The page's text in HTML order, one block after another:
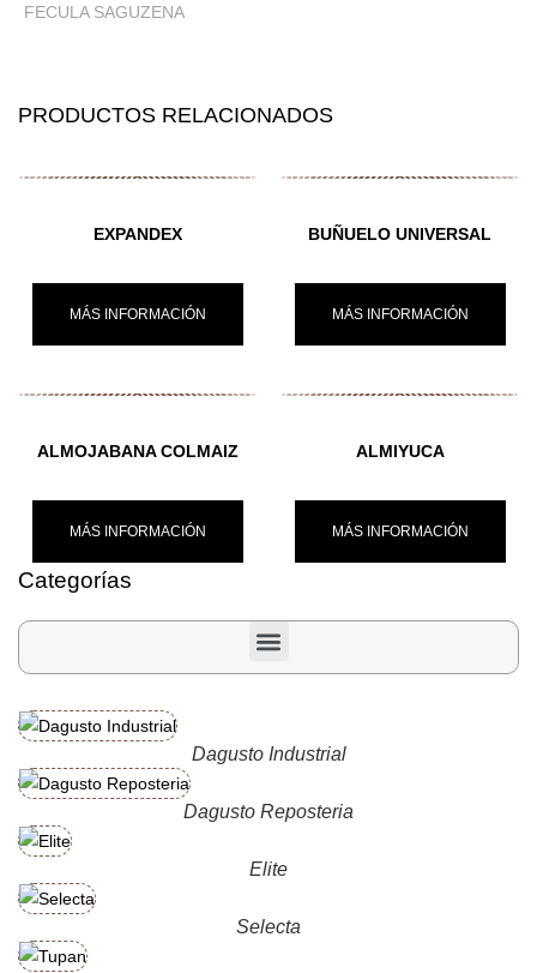
FECULA SAGUZENA
PRODUCTOS RELACIONADOS
EXPANDEX
MÁS INFORMACIÓN
BUÑUELO UNIVERSAL
MÁS INFORMACIÓN
ALMOJABANA COLMAIZ
MÁS INFORMACIÓN
ALMIYUCA
MÁS INFORMACIÓN
Categorías
Dagusto Industrial
Dagusto Reposteria
Elite
Selecta